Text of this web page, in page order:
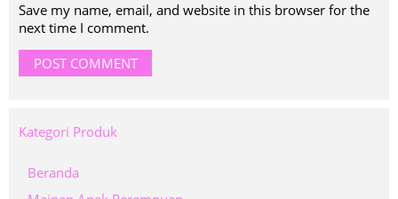
Save my name, email, and website in this browser for the
next time I comment.
Kategori Produk
Beranda